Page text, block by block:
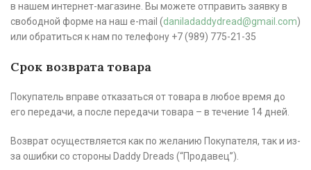
в нашем интернет-магазине. Вы можете отправить заявку в
свободной форме на наш e-mail (daniladaddydread@gmail.com)
или обратиться к нам по телефону +7 (989) 775-21-35
Срок возврата товара
Покупатель вправе отказаться от товара в любое время до
его передачи, а после передачи товара – в течение 14 дней.
Возврат осуществляется как по желанию Покупателя, так и из-
за ошибки со стороны Daddy Dreads (“Продавец”).